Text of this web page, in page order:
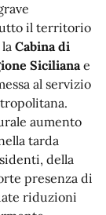
il territorio
Cabina di
Sicilianae
al servizio
aumento
tarda
della
presenza di
riduzioni